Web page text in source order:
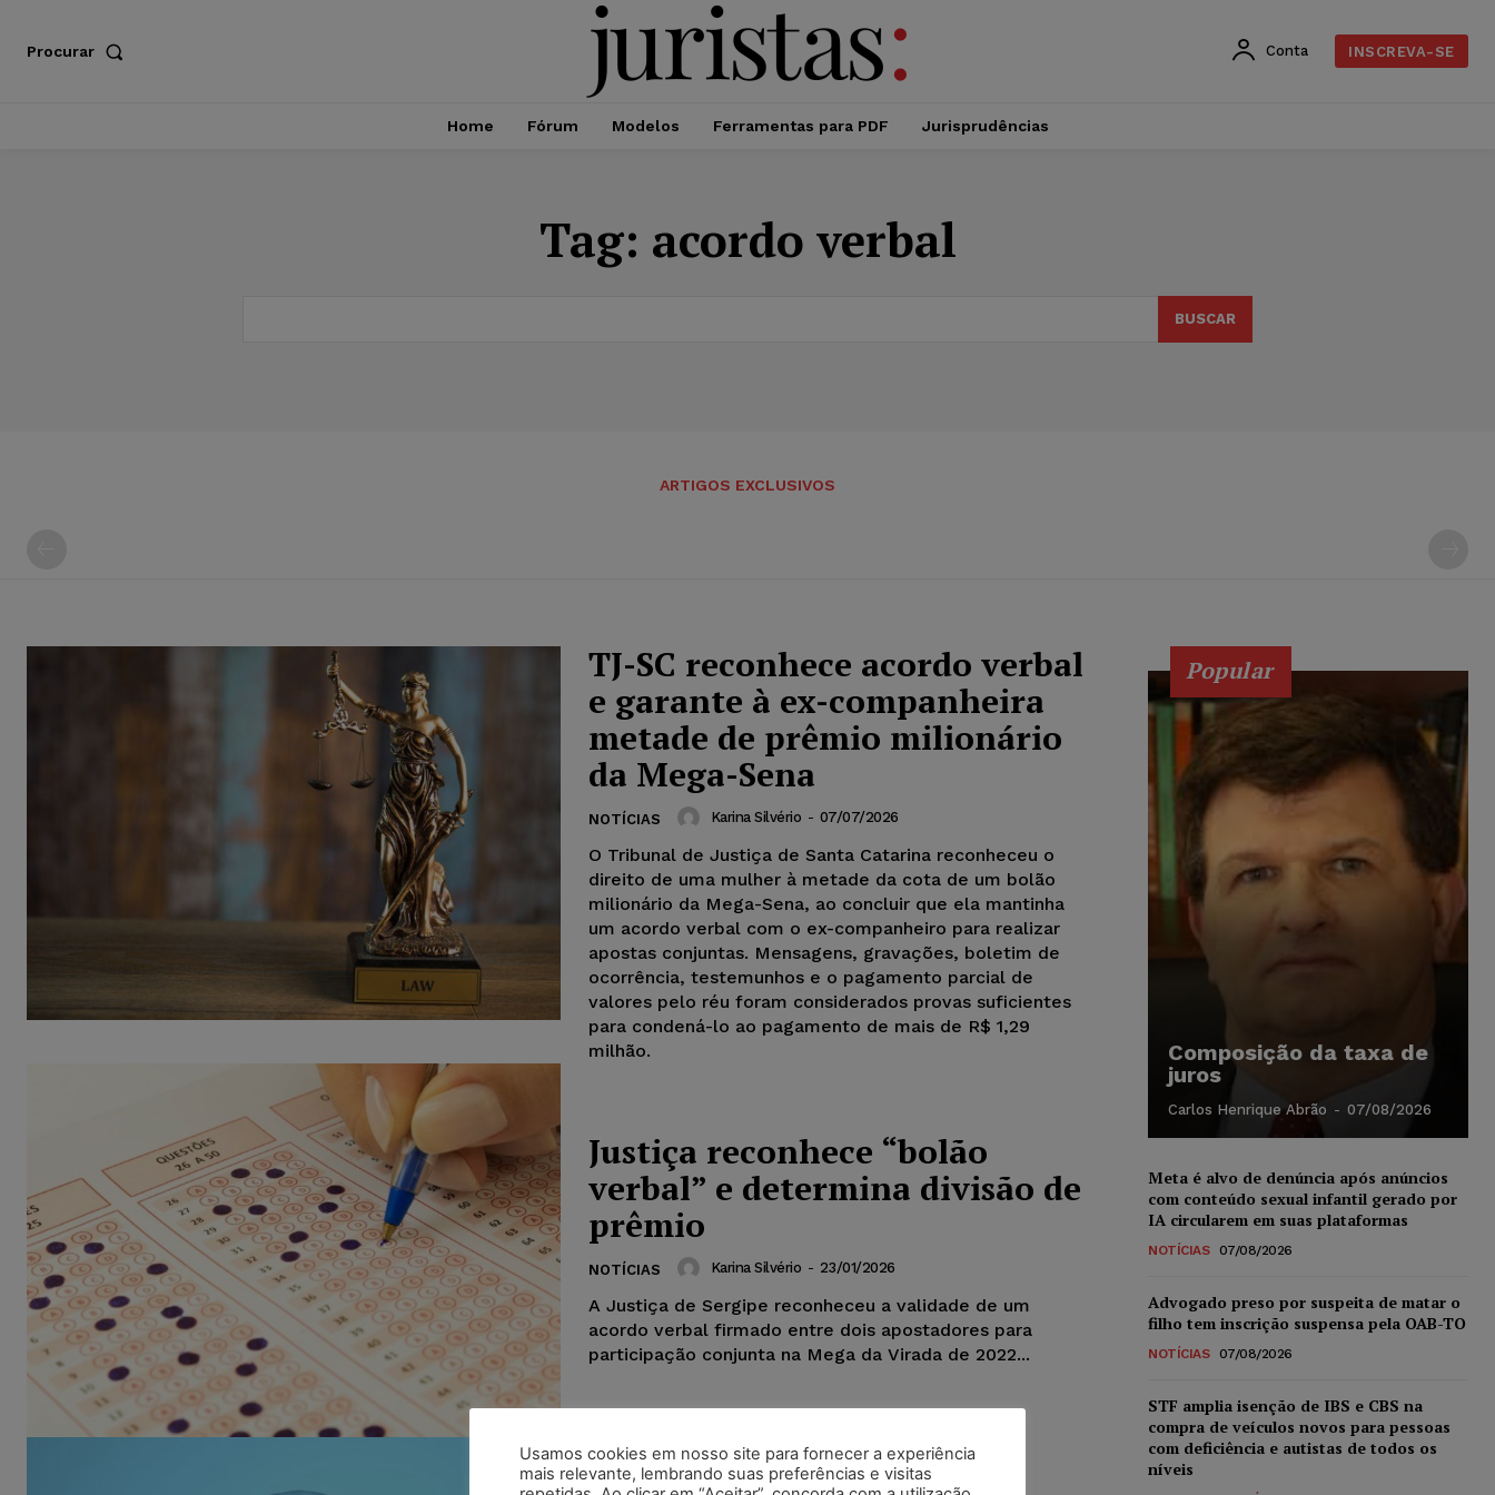
Procurar Conta INSCREVA-SE
Home Fórum Modelos Ferramentas para PDF Jurisprudências
Tag: acordo verbal
BUSCAR
ARTIGOS EXCLUSIVOS
TJ-SC reconhece acordo verbal
e garante à ex-companheira
metade de prêmio milionário
da Mega-Sena
NOTÍCIAS Karina Silvério - 07/07/2026
O Tribunal de Justiça de Santa Catarina reconheceu o
direito de uma mulher à metade da cota de um bolão
milionário da Mega-Sena, ao concluir que ela mantinha
um acordo verbal com o ex-companheiro para realizar
apostas conjuntas. Mensagens, gravações, boletim de
ocorrência, testemunhos e o pagamento parcial de
valores pelo réu foram considerados provas suficientes
para condená-lo ao pagamento de mais de R$ 1,29
milhão.
Justiça reconhece “bolão
verbal” e determina divisão de
prêmio
NOTÍCIAS Karina Silvério - 23/01/2026
A Justiça de Sergipe reconheceu a validade de um
acordo verbal firmado entre dois apostadores para
participação conjunta na Mega da Virada de 2022...
Popular
Composição da taxa de
juros
Carlos Henrique Abrão - 07/08/2026
Meta é alvo de denúncia após anúncios
com conteúdo sexual infantil gerado por
IA circularem em suas plataformas
NOTÍCIAS 07/08/2026
Advogado preso por suspeita de matar o
filho tem inscrição suspensa pela OAB-TO
NOTÍCIAS 07/08/2026
STF amplia isenção de IBS e CBS na
compra de veículos novos para pessoas
com deficiência e autistas de todos os
níveis
Usamos cookies em nosso site para fornecer a experiência
mais relevante, lembrando suas preferências e visitas